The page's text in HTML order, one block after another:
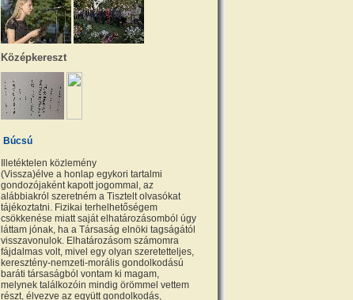
Középkereszt
Búcsú
Illetéktelen közlemény
(Vissza)élve a honlap egykori tartalmi
gondozójaként kapott jogommal, az
alábbiakról szeretném a Tisztelt olvasókat
tájékoztatni. Fizikai terhelhetőségem
csökkenése miatt saját elhatározásomból úgy
láttam jónak, ha a Társaság elnöki tagságától
visszavonulok. Elhatározásom számomra
fájdalmas volt, mivel egy olyan szeretetteljes,
keresztény-nemzeti-morális gondolkodású
baráti társaságból vontam ki magam,
melynek találkozóin mindig örömmel vettem
részt, élvezve az együtt gondolkodás,